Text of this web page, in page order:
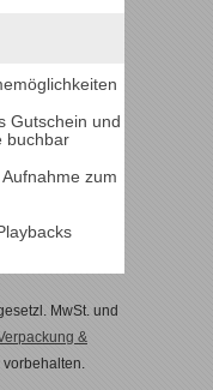
Gutschein und
buchbar
zum
MwSt. und
&
vorbehalten.